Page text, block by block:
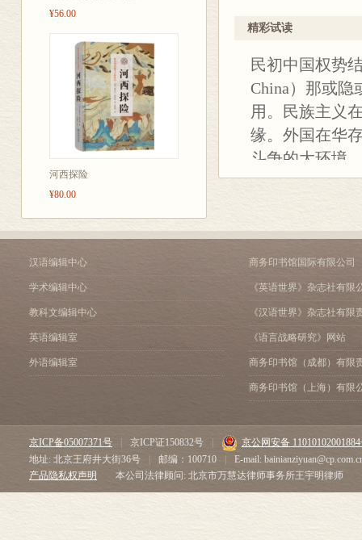
¥56.00
河西探险
¥80.00
中编 北伐时代的军政格局
北伐前南北军政格局的演
国际竞争与地方意识：
地方意识与全国统一：
下编 动荡时期的内与外
北伐前期美国政府对中国
李锦纶使美与中美促进
精彩试读
民初中国权势
China）那或隐
用。民族主义
缘。外国在华
斗争的大环境
以来的中外格
怎样认识帝国
是一些特定的
国主义侵略的
外来侵略者通
则”在中国形成
些西方代表在
异的中国秩序
的双重角色。
其与外部因素
汉语编辑中心
学术编辑中心
教科文编辑中心
英语编辑室
外语编辑室
商务印书馆国际有限公司
《英语世界》杂志社有限
《汉语世界》杂志社有限
《语言战略研究》网站
商务印书馆（成都）有限
商务印书馆（上海）有限
京ICP备05007371号 京ICP证150832号
京公网安备
地址: 北京王府井大街36号
邮编：100710
E-mail:
产品隐私权声明
本公司法律顾问: 北京市万慧达律师事务所王宇明律师